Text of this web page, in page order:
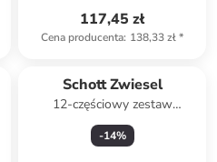
117,45 zł
Cena producenta: 138,33 zł*
Schott Zwiesel
12-częściowy zestaw
"Miovino"
-14%